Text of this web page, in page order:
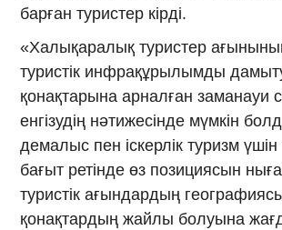
барған туристер кірді.
«Халықаралық туристер
туристік инфрақұрылымды
қонақтарына арналған заманауи
енгізудің нәтижесінде мүмкін
демалыс пен іскерлік туризм
бағыт ретінде өз позициясын
туристік ағындардың
қонақтардың жайлы болуына